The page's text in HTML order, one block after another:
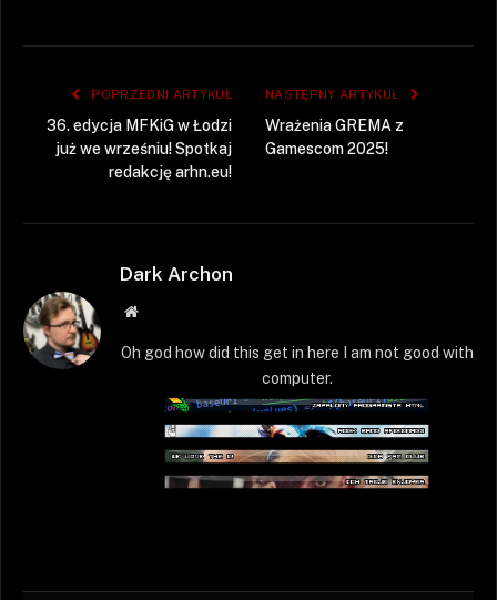
POPRZEDNI ARTYKUŁ
36. edycja MFKiG w Łodzi
już we wrześniu! Spotkaj
redakcję arhn.eu!
NASTĘPNY ARTYKUŁ
Wrażenia GREMA z
Gamescom 2025!
Dark Archon
Strona
Oh god how did this get in here I am not good with
computer.